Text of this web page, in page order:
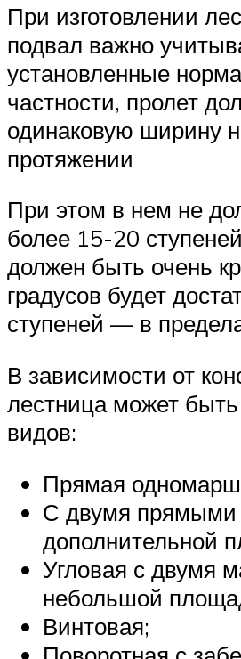
При изготовлении
подвал важно
установленные
частности, пролет
одинаковую ширину
протяжении
При этом в нем не
более 15-20
должен быть очень
градусов будет
ступеней — в
В зависимости от
лестница может
видов:
Прямая
С двумя
дополнительной
Угловая с двумя
небольшой
Винтовая;